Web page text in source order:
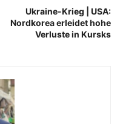
Ukraine-Krieg | USA:
Nordkorea erleidet hohe
Verluste in Kursks